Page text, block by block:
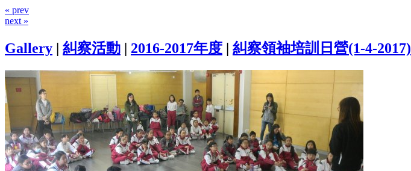
« prev
next »
Gallery | 糾察活動 | 2016-2017年度 | 糾察領袖培訓日營(1-4-2017)